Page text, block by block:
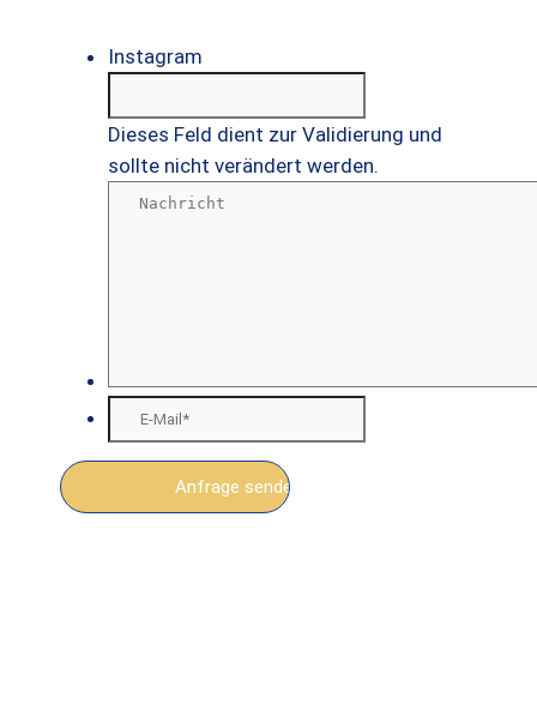
Instagram
Dieses Feld dient zur Validierung und
sollte nicht verändert werden.